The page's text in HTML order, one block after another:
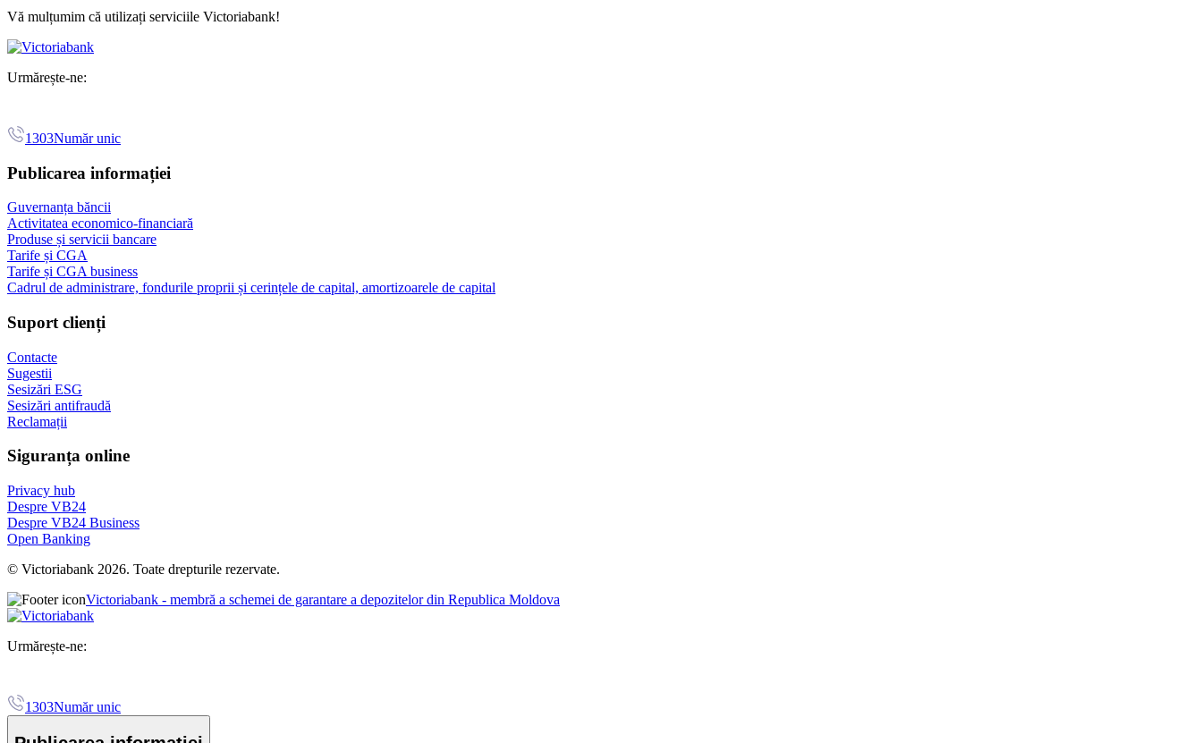
Vă mulțumim că utilizați serviciile Victoriabank!
Urmărește-ne:
1303Număr unic
Publicarea informației
Guvernanța băncii
Activitatea economico-financiară
Produse și servicii bancare
Tarife și CGA
Tarife și CGA business
Cadrul de administrare, fondurile proprii și cerințele de capital, amortizoarele de capital
Suport clienți
Contacte
Sugestii
Sesizări ESG
Sesizări antifraudă
Reclamații
Siguranța online
Privacy hub
Despre VB24
Despre VB24 Business
Open Banking
© Victoriabank 2026. Toate drepturile rezervate.
Victoriabank - membră a schemei de garantare a depozitelor din Republica Moldova
Urmărește-ne:
1303Număr unic